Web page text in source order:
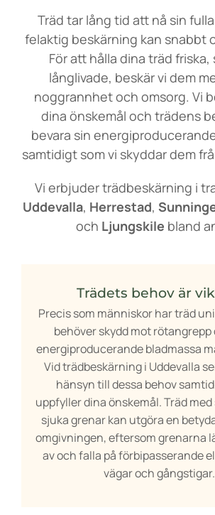
Träd tar lång tid att nå sin
felaktig beskärning kan snabbt
För att hålla dina träd friska,
långlivade, beskär vi dem
noggrannhet och omsorg. Vi
dina önskemål och trädens
bevara sin
samtidigt som vi skyddar dem
Vi erbjuder trädbeskärning i
Uddevalla, Herrestad,
och Ljungskile bland
Trädets behov är
Precis som människor har träd
behöver skydd mot rötangrepp
energiproducerande bladmassa
Vid trädbeskärning i Uddevalla
hänsyn till dessa behov
uppfyller dina önskemål. Träd
sjuka grenar kan utgöra en
omgivningen, eftersom grenarna
av och falla på förbipasserande
vägar och gångstigar.